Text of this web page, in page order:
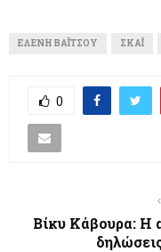
ΕΛΈΝΗ ΒΑΪ́ΤΣΟΥ ΣΚΑΪ
0
Βίκυ Κάβουρα: Η